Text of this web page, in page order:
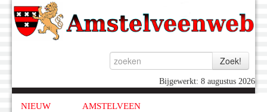
Bijgewerkt: 8 augustus 2026
NIEUW AMSTELVEEN